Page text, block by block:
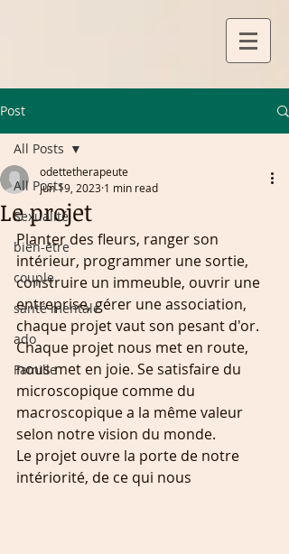
Post
All Posts
Sexualité
bien-être
couple
santé mentale
ado
Famille
All Posts
Le projet
odettetherapeute
Jun 19, 2023 1 min read
Planter des fleurs, ranger son
intérieur, programmer une sortie,
construire un immeuble, ouvrir une
entreprise, gérer une association,
chaque projet vaut son pesant d'or.
Chaque projet nous met en route,
nous met en joie. Se satisfaire du
microscopique comme du
macroscopique a la même valeur
selon notre vision du monde.
Le projet ouvre la porte de notre
intériorité, de ce qui nous